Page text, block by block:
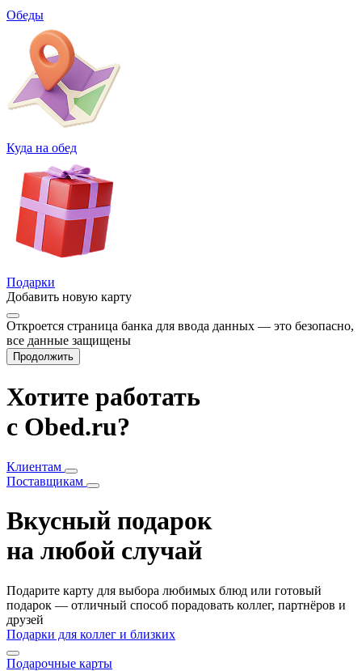
Обеды
Куда на обед
Подарки
Добавить новую карту
Откроется страница банка для ввода данных — это безопасно,
все данные защищены
Продолжить
Хотите работать
с Obed.ru?
Клиентам
Поставщикам
Вкусный подарок
на любой случай
Подарите карту для выбора любимых блюд или готовый
подарок — отличный способ порадовать коллег, партнёров и
друзей
Подарки для коллег и близких
Подарочные карты